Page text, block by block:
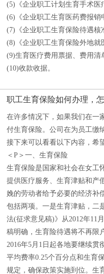
(5)《企业职工计划生育手术医
(6)《企业职工生育医药费报销
(7)《企业职工生育保险待遇核
(8)《企业职工生育保险外地就
(9)生育医疗费用票据、费用
(10)收款收据。
职工生育保险如何办理，
在许多情况下，如果我们在一
付生育保险。公司在为员工缴
接下来可以看看以下内容，希
＜P＞一、生育保险
生育保险是国家和社会在女工
提供医疗服务、生育津贴和产
娩的劳动者给予必要的经济补
包括两项。一是生育津贴，二
法(征求意见稿)》从2012年11
稿明确，生育险待遇将不再限
2016年5月1日起各地要继续贯
平均费率0.25个百分点和生育
规定，确保政策实施到位。生